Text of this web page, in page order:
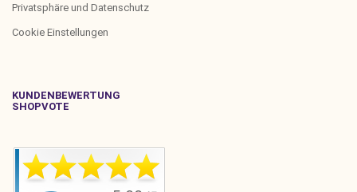
Privatsphäre und Datenschutz
Cookie Einstellungen
KUNDENBEWERTUNG
SHOPVOTE